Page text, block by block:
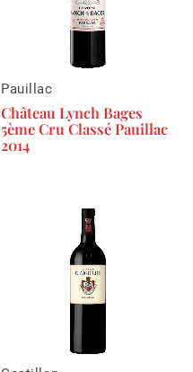
Pauillac
Château Lynch Bages
5ème Cru Classé Pauillac
2014